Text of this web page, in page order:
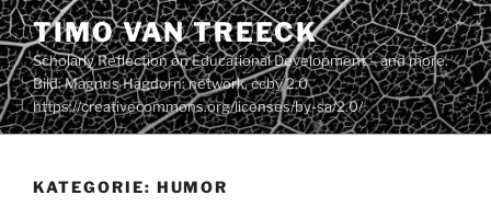
Zum
Inhalt
springen
TIMO VAN TREECK
Scholarly Reflection on Educational Development – and more.
Bild: Magnus Hagdorn: network. ccby 2.0
https://creativecommons.org/licenses/by-sa/2.0/
KATEGORIE: HUMOR